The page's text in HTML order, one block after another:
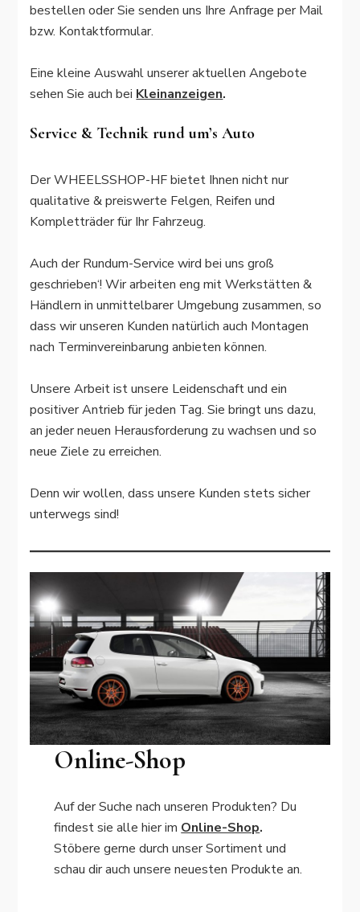
bestellen oder Sie senden uns Ihre Anfrage per Mail
bzw. Kontaktformular.
Eine kleine Auswahl unserer aktuellen Angebote
sehen Sie auch bei Kleinanzeigen.
Service & Technik rund um’s Auto
Der WHEELSSHOP-HF bietet Ihnen nicht nur
qualitative & preiswerte Felgen, Reifen und
Kompletträder für Ihr Fahrzeug.
Auch der Rundum-Service wird bei uns groß
geschrieben‘! Wir arbeiten eng mit Werkstätten &
Händlern in unmittelbarer Umgebung zusammen, so
dass wir unseren Kunden natürlich auch Montagen
nach Terminvereinbarung anbieten können.
Unsere Arbeit ist unsere Leidenschaft und ein
positiver Antrieb für jeden Tag. Sie bringt uns dazu,
an jeder neuen Herausforderung zu wachsen und so
neue Ziele zu erreichen.
Denn wir wollen, dass unsere Kunden stets sicher
unterwegs sind!
Online-Shop
Auf der Suche nach unseren Produkten? Du
findest sie alle hier imOnline-Shop.
Stöbere gerne durch unser Sortiment und
schau dir auch unsere neuesten Produkte an.